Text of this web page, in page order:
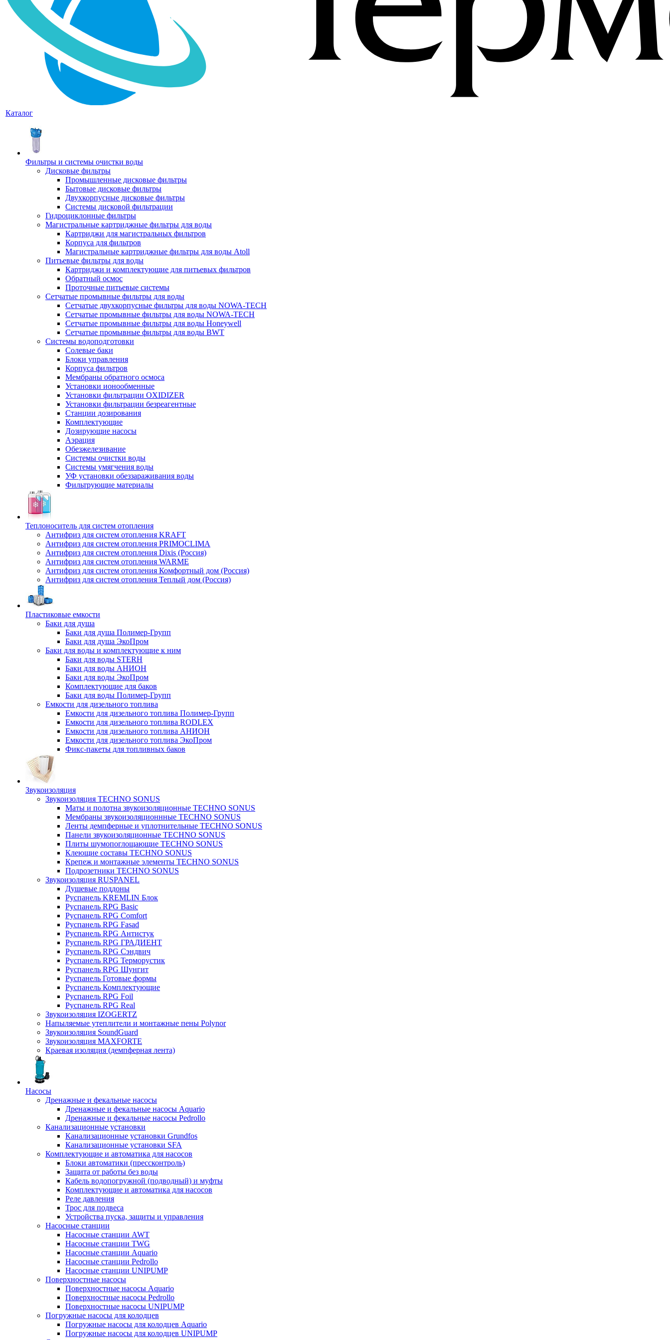
Каталог
Фильтры и системы очистки воды
Дисковые фильтры
Промышленные дисковые фильтры
Бытовые дисковые фильтры
Двухкорпусные дисковые фильтры
Системы дисковой фильтрации
Гидроциклонные фильтры
Магистральные картриджные фильтры для воды
Картриджи для магистральных фильтров
Корпуса для фильтров
Магистральные картриджные фильтры для воды Atoll
Питьевые фильтры для воды
Картриджи и комплектующие для питьевых фильтров
Обратный осмос
Проточные питьевые системы
Сетчатые промывные фильтры для воды
Сетчатые двухкорпусные фильтры для воды NOWA-TECH
Сетчатые промывные фильтры для воды NOWA-TECH
Сетчатые промывные фильтры для воды Honeywell
Сетчатые промывные фильтры для воды BWT
Системы водоподготовки
Солевые баки
Блоки управления
Корпуса фильтров
Мембраны обратного осмоса
Установки ионообменные
Установки фильтрации OXIDIZER
Установки фильтрации безреагентные
Станции дозирования
Комплектующие
Дозирующие насосы
Аэрация
Обезжелезивание
Системы очистки воды
Системы умягчения воды
УФ установки обеззараживания воды
Фильтрующие материалы
Теплоноситель для систем отопления
Антифриз для систем отопления KRAFT
Антифриз для систем отопления PRIMOCLIMA
Антифриз для систем отопления Dixis (Россия)
Антифриз для систем отопления WARME
Антифриз для систем отопления Комфортный дом (Россия)
Антифриз для систем отопления Теплый дом (Россия)
Пластиковые емкости
Баки для душа
Баки для душа Полимер-Групп
Баки для душа ЭкоПром
Баки для воды и комплектующие к ним
Баки для воды STERH
Баки для воды АНИОН
Баки для воды ЭкоПром
Комплектующие для баков
Баки для воды Полимер-Групп
Емкости для дизельного топлива
Емкости для дизельного топлива Полимер-Групп
Емкости для дизельного топлива RODLEX
Емкости для дизельного топлива АНИОН
Емкости для дизельного топлива ЭкоПром
Фикс-пакеты для топливных баков
Звукоизоляция
Звукоизоляция TECHNO SONUS
Маты и полотна звукоизоляционные TECHNO SONUS
Мембраны звукоизоляционнные TECHNO SONUS
Ленты демпферные и уплотнительные TECHNO SONUS
Панели звукоизоляционные TECHNO SONUS
Плиты шумопоглощающие TECHNO SONUS
Клеющие составы TECHNO SONUS
Крепеж и монтажные элементы TECHNO SONUS
Подрозетники TECHNO SONUS
Звукоизоляция RUSPANEL
Душевые поддоны
Руспанель KREMLIN Блок
Руспанель RPG Basic
Руспанель RPG Comfort
Руспанель RPG Fasad
Руспанель RPG Антистук
Руспанель RPG ГРАДИЕНТ
Руспанель RPG Сэндвич
Руспанель RPG Терморустик
Руспанель RPG Шунгит
Руспанель Готовые формы
Руспанель Комплектующие
Руспанель RPG Foil
Руспанель RPG Real
Звукоизоляция IZOGERTZ
Напыляемые утеплители и монтажные пены Polynor
Звукоизоляция SoundGuard
Звукоизоляция MAXFORTE
Краевая изоляция (демпферная лента)
Насосы
Дренажные и фекальные насосы
Дренажные и фекальные насосы Aquario
Дренажные и фекальные насосы Pedrollo
Канализационные установки
Канализационные установки Grundfos
Канализационные установки SFA
Комплектующие и автоматика для насосов
Блоки автоматики (прессконтроль)
Защита от работы без воды
Кабель водопогружной (подводный) и муфты
Комплектующие и автоматика для насосов
Реле давления
Трос для подвеса
Устройства пуска, защиты и управления
Насосные станции
Насосные станции AWT
Насосные станции TWG
Насосные станции Aquario
Насосные станции Pedrollo
Насосные станции UNIPUMP
Поверхностные насосы
Поверхностные насосы Aquario
Поверхностные насосы Pedrollo
Поверхностные насосы UNIPUMP
Погружные насосы для колодцев
Погружные насосы для колодцев Aquario
Погружные насосы для колодцев UNIPUMP